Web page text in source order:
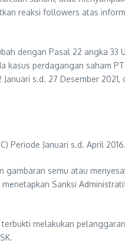
reaksi followers atas
dengan Pasal 22 angka 33
kasus perdagangan saham
s.d. 27 Desember
Periode Januari s.d. April 2016.
gambaran semu atau
Sanksi
melakukan